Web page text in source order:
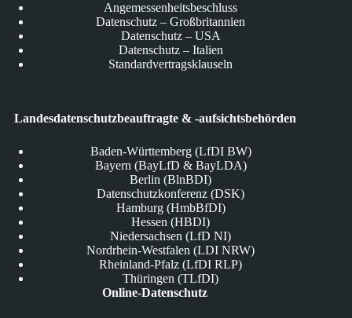
Angemessenheitsbeschluss
Datenschutz – Großbritannien
Datenschutz – USA
Datenschutz – Italien
Standardvertragsklauseln
Landesdatenschutzbeauftragte & -aufsichtsbehörden
Baden-Württemberg (LfDI BW)
Bayern (BayLfD & BayLDA)
Berlin (BlnBDI)
Datenschutzkonferenz (DSK)
Hamburg (HmbBfDI)
Hessen (HBDI)
Niedersachsen (LfD NI)
Nordrhein-Westfalen (LDI NRW)
Rheinland-Pfalz (LfDI RLP)
Thüringen (TLfDI)
Online-Datenschutz